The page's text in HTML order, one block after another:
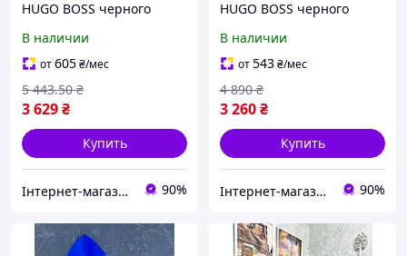
HUGO BOSS черного
коллекция 2023 2024
размеры S M L XL XXL
В наличии
от605₴/мес
3 629₴
5 443.50 ₴
Купить
Інтернет-магазин ALL CLOTHES 90%
HUGO BOSS черного
коллекция 2023/24
размеры S M L XL XXL
В наличии
от543₴/мес
3 260₴
4 890 ₴
Купить
Інтернет-магазин ALL CLOTHES 90%